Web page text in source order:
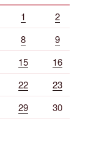
1
2
8
9
15
16
22
23
29 30